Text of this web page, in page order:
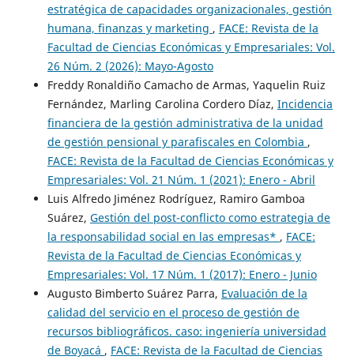
estratégica de capacidades organizacionales, gestión
humana, finanzas y marketing , FACE: Revista de la
Facultad de Ciencias Económicas y Empresariales: Vol.
26 Núm. 2 (2026): Mayo-Agosto
Freddy Ronaldiño Camacho de Armas, Yaquelin Ruiz
Fernández, Marling Carolina Cordero Díaz, Incidencia
financiera de la gestión administrativa de la unidad
de gestión pensional y parafiscales en Colombia ,
FACE: Revista de la Facultad de Ciencias Económicas y
Empresariales: Vol. 21 Núm. 1 (2021): Enero - Abril
Luis Alfredo Jiménez Rodríguez, Ramiro Gamboa
Suárez, Gestión del post-conflicto como estrategia de
la responsabilidad social en las empresas* , FACE:
Revista de la Facultad de Ciencias Económicas y
Empresariales: Vol. 17 Núm. 1 (2017): Enero - Junio
Augusto Bimberto Suárez Parra, Evaluación de la
calidad del servicio en el proceso de gestión de
recursos bibliográficos. caso: ingeniería universidad
de Boyacá , FACE: Revista de la Facultad de Ciencias